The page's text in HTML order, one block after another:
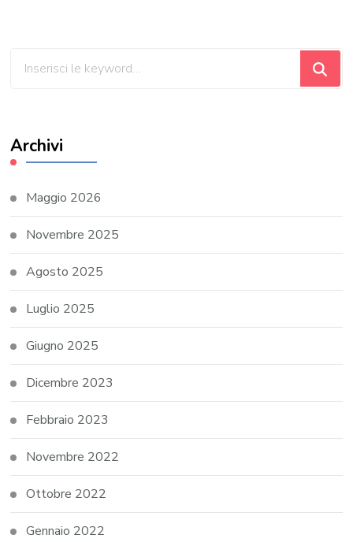
Archivi
Maggio 2026
Novembre 2025
Agosto 2025
Luglio 2025
Giugno 2025
Dicembre 2023
Febbraio 2023
Novembre 2022
Ottobre 2022
Gennaio 2022